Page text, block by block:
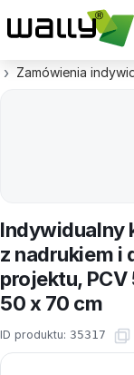
Zamówienia
Indywidualny
z nadrukiem i
projektu,
50 x 70 cm
ID produktu: 35317